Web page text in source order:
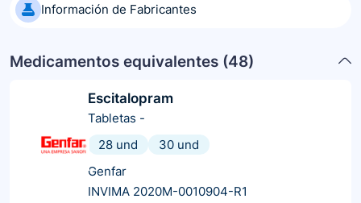
Información de Fabricantes
Medicamentos equivalentes (48)
Escitalopram
Tabletas -
28 und
30 und
Genfar
INVIMA 2020M-0010904-R1